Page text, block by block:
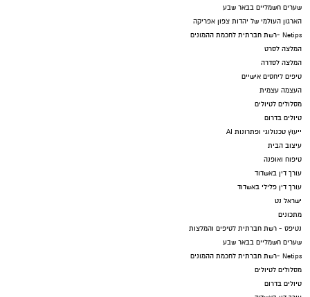
שערים חשמליים בבאר שבע
הארגון העולמי של יהדות צפון אפריקה
Netips -רשת חברתית לחכמת ההמונים
המלצה לסרט
המלצה לסדרה
טיפים ליחסים אישיים
העצמה עצמית
מסלולים לטיולים
טיולים בדרום
ייעוץ טכנולוגי ופתרונות AI
עיצוב הבית
טיפוח ואופנה
עורך דין באשדוד
עורך דין פלילי באשדוד
ישראל נט
מתכונים
נטיפס - רשת חברתית לטיפים והמלצות
שערים חשמליים בבאר שבע
Netips -רשת חברתית לחכמת ההמונים
מסלולים לטיולים
טיולים בדרום